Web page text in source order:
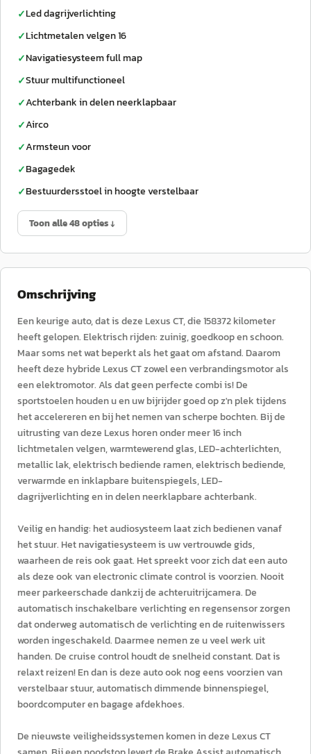
✓Led dagrijverlichting
✓Lichtmetalen velgen 16
✓Navigatiesysteem full map
✓Stuur multifunctioneel
✓Achterbank in delen neerklapbaar
✓Airco
✓Armsteun voor
✓Bagagedek
✓Bestuurdersstoel in hoogte verstelbaar
Toon alle 48 opties ↓
Omschrijving
Een keurige auto, dat is deze Lexus CT, die 158372 kilometer
heeft gelopen. Elektrisch rijden: zuinig, goedkoop en schoon.
Maar soms net wat beperkt als het gaat om afstand. Daarom
heeft deze hybride Lexus CT zowel een verbrandingsmotor als
een elektromotor. Als dat geen perfecte combi is! De
sportstoelen houden u en uw bijrijder goed op z'n plek tijdens
het accelereren en bij het nemen van scherpe bochten. Bij de
uitrusting van deze Lexus horen onder meer 16 inch
lichtmetalen velgen, warmtewerend glas, LED-achterlichten,
metallic lak, elektrisch bediende ramen, elektrisch bediende,
verwarmde en inklapbare buitenspiegels, LED-
dagrijverlichting en in delen neerklapbare achterbank.
Veilig en handig: het audiosysteem laat zich bedienen vanaf
het stuur. Het navigatiesysteem is uw vertrouwde gids,
waarheen de reis ook gaat. Het spreekt voor zich dat een auto
als deze ook van electronic climate control is voorzien. Nooit
meer parkeerschade dankzij de achteruitrijcamera. De
automatisch inschakelbare verlichting en regensensor zorgen
dat onderweg automatisch de verlichting en de ruitenwissers
worden ingeschakeld. Daarmee nemen ze u veel werk uit
handen. De cruise control houdt de snelheid constant. Dat is
relaxt reizen! En dan is deze auto ook nog eens voorzien van
verstelbaar stuur, automatisch dimmende binnenspiegel,
boordcomputer en bagage afdekhoes.
De nieuwste veiligheidssystemen komen in deze Lexus CT